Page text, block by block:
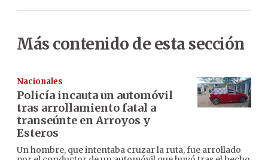
Más contenido de esta sección
Nacionales
Policía incauta un automóvil
tras arrollamiento fatal a
transeúnte en Arroyos y
Esteros
Un hombre, que intentaba cruzar la ruta, fue arrollado